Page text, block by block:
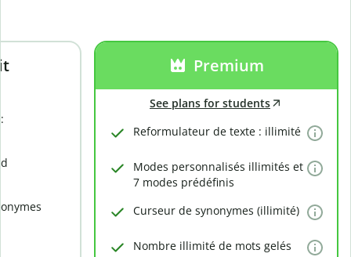
Premium
See plans for students
Reformulateur de texte : illimité
Modes personnalisés illimités et
7 modes prédéfinis
Curseur de synonymes (illimité)
Nombre illimité de mots gelés